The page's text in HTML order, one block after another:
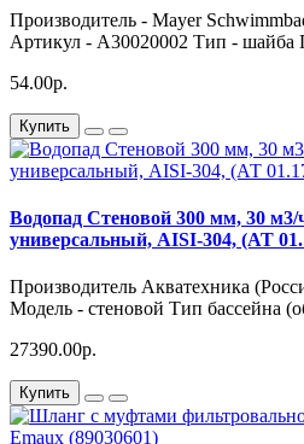
Производитель - Mayer
Артикул - A30020002 Тип - шайба
54.00р.
Купить
Водопад Стеновой 300 мм, 30
универсальный, AISI-304, (АТ
Производитель Акватехника
Модель - стеновой Тип бассейна
27390.00р.
Купить